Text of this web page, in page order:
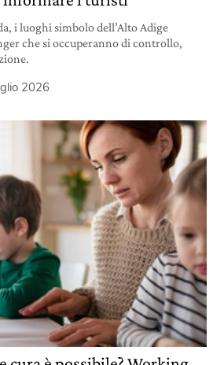
i luoghi simbolo dell’Alto Adige
che si occuperanno di controllo,
2026